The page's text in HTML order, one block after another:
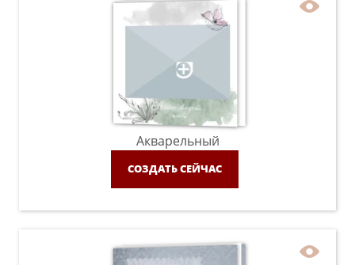
Акварельный
СОЗДАТЬ СЕЙЧАС